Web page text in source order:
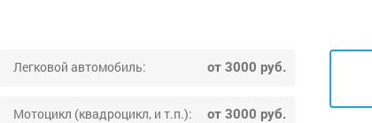
Легковой автомобиль: от 3000 руб.
Мотоцикл (квадроцикл, и т.п.): от 3000 руб.